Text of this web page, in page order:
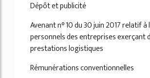
Dépôt et publicité
Avenant n° 10 du 30 juin 2017 relatif
personnels des entreprises exerçant
prestations logistiques
Rémunérations conventionnelles